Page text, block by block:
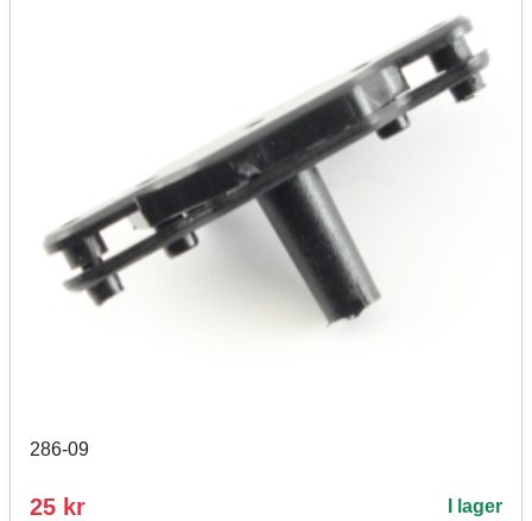
286-09
25 kr I lager